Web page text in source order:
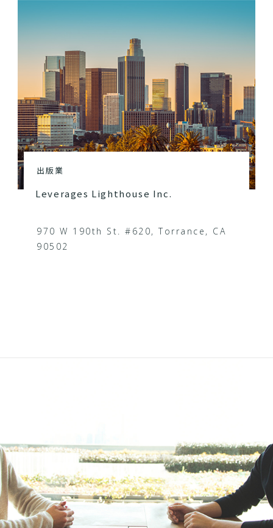
出版業
Leverages Lighthouse Inc.
970 W 190th St. #620, Torrance, CA
90502